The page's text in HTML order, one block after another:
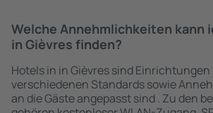
Welche Annehmlichkeiten kann
in Gièvres finden?
Hotels in in Gièvres sind
verschiedenen Standards sowie
an die Gäste angepasst sind . Zu den